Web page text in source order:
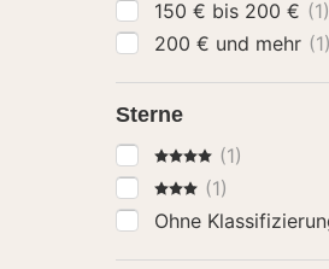
150 € bis 200 € (1)
200 € und mehr (1)
Sterne
4 Sterne(1)
3 Sterne
(1)
Ohne